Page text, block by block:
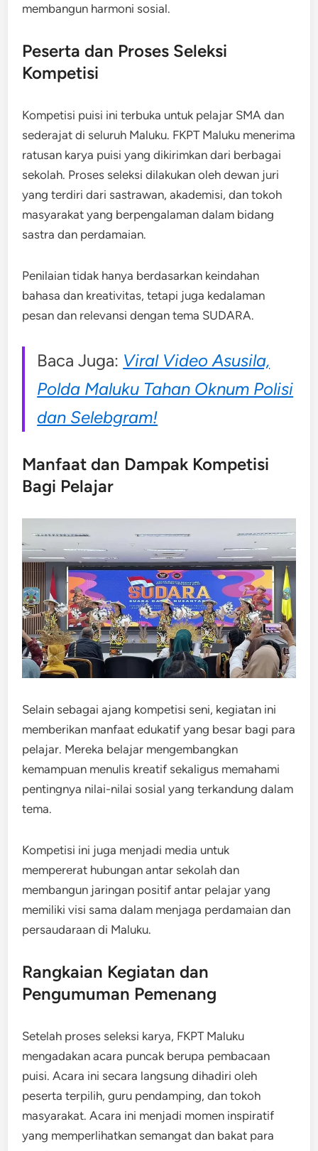
membangun harmoni sosial.
Peserta dan Proses Seleksi
Kompetisi
Kompetisi puisi ini terbuka untuk pelajar SMA dan
sederajat di seluruh Maluku. FKPT Maluku menerima
ratusan karya puisi yang dikirimkan dari berbagai
sekolah. Proses seleksi dilakukan oleh dewan juri
yang terdiri dari sastrawan, akademisi, dan tokoh
masyarakat yang berpengalaman dalam bidang
sastra dan perdamaian.
Penilaian tidak hanya berdasarkan keindahan
bahasa dan kreativitas, tetapi juga kedalaman
pesan dan relevansi dengan tema SUDARA.
Baca Juga: Viral Video Asusila,
Polda Maluku Tahan Oknum Polisi
dan Selebgram!
Manfaat dan Dampak Kompetisi
Bagi Pelajar
Selain sebagai ajang kompetisi seni, kegiatan ini
memberikan manfaat edukatif yang besar bagi para
pelajar. Mereka belajar mengembangkan
kemampuan menulis kreatif sekaligus memahami
pentingnya nilai-nilai sosial yang terkandung dalam
tema.
Kompetisi ini juga menjadi media untuk
mempererat hubungan antar sekolah dan
membangun jaringan positif antar pelajar yang
memiliki visi sama dalam menjaga perdamaian dan
persaudaraan di Maluku.
Rangkaian Kegiatan dan
Pengumuman Pemenang
Setelah proses seleksi karya, FKPT Maluku
mengadakan acara puncak berupa pembacaan
puisi. Acara ini secara langsung dihadiri oleh
peserta terpilih, guru pendamping, dan tokoh
masyarakat. Acara ini menjadi momen inspiratif
yang memperlihatkan semangat dan bakat para